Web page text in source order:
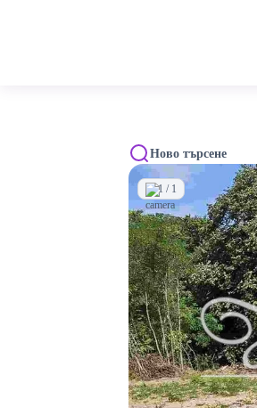
Ново търсене
1 / 1